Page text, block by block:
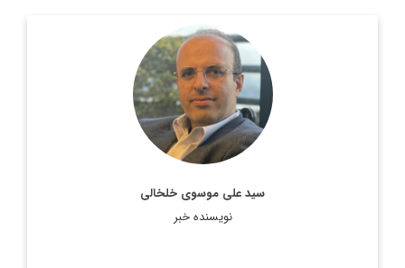
سید علی موسوی خلخالی
نویسنده خبر
روزنامه نگار، نویسنده، مترجم و سردبیر دیپلماسی ایرانی.
اطلاعات بیشتر